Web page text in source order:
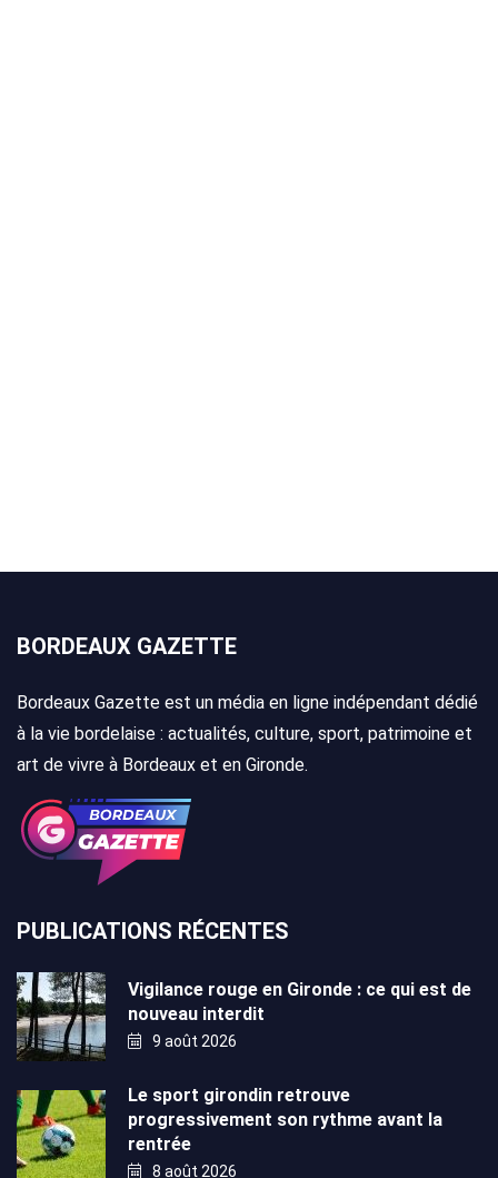
BORDEAUX GAZETTE
Bordeaux Gazette est un média en ligne indépendant dédié
à la vie bordelaise : actualités, culture, sport, patrimoine et
art de vivre à Bordeaux et en Gironde.
PUBLICATIONS RÉCENTES
Vigilance rouge en Gironde : ce qui est de
nouveau interdit
9 août 2026
Le sport girondin retrouve
progressivement son rythme avant la
rentrée
8 août 2026